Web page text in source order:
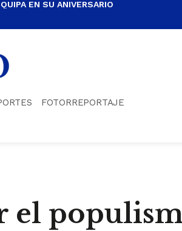
EN SU ANIVERSARIO
FOTORREPORTAJE
el